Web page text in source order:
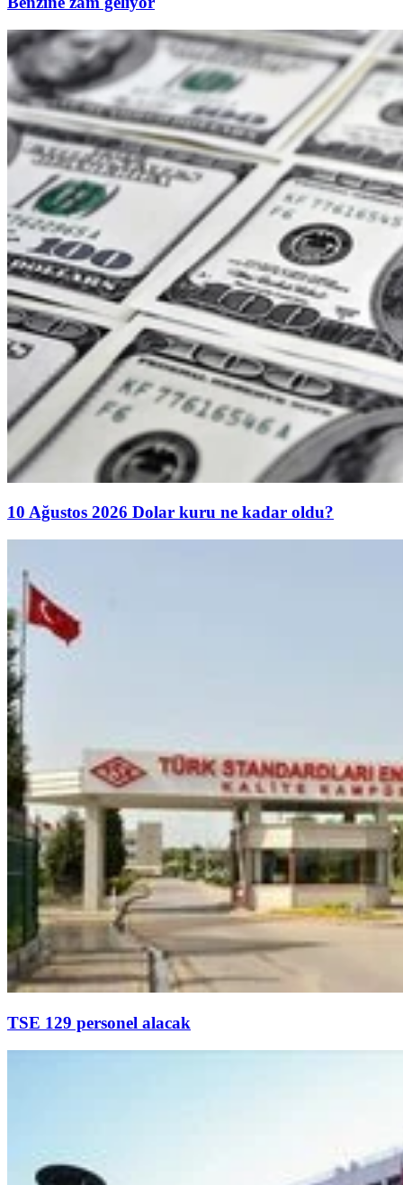
10 Ağustos 2026 Dolar kuru ne kadar oldu?
TSE 129 personel alacak